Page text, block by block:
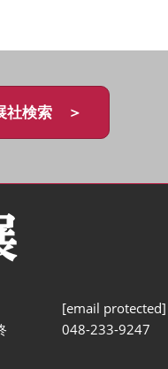
社検索 ＞
[email protected]
048-233-9247